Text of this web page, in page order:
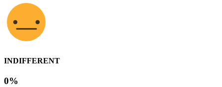
INDIFFERENT
0%